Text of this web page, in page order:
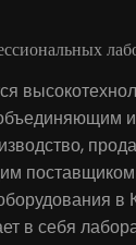
в
в себя